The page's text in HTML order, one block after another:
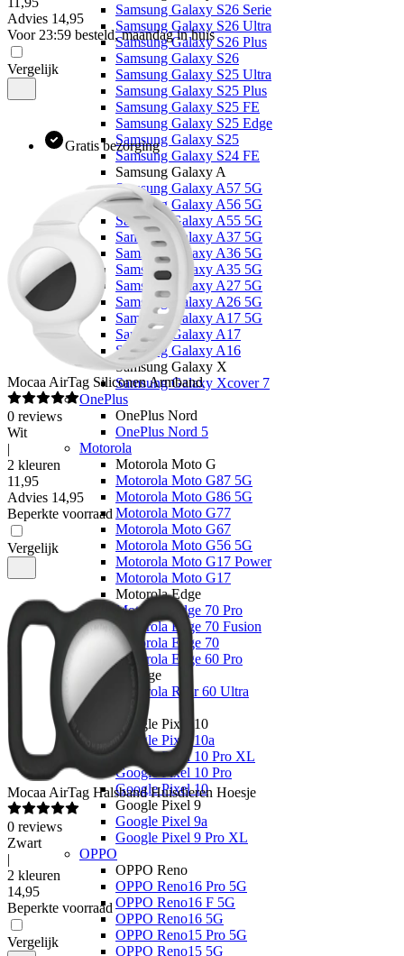
Samsung Galaxy S26 Serie
Samsung Galaxy S26 Ultra
Samsung Galaxy S26 Plus
Samsung Galaxy S26
Samsung Galaxy S25 Ultra
Samsung Galaxy S25 Plus
Samsung Galaxy S25 FE
Samsung Galaxy S25 Edge
Samsung Galaxy S25
Samsung Galaxy S24 FE
Samsung Galaxy A
Samsung Galaxy A57 5G
Samsung Galaxy A56 5G
Samsung Galaxy A55 5G
Samsung Galaxy A37 5G
Samsung Galaxy A36 5G
Samsung Galaxy A35 5G
Samsung Galaxy A27 5G
Samsung Galaxy A26 5G
Samsung Galaxy A17 5G
Samsung Galaxy A17
Samsung Galaxy A16
Samsung Galaxy X
Samsung Galaxy Xcover 7
OnePlus
OnePlus Nord
OnePlus Nord 5
Motorola
Motorola Moto G
Motorola Moto G87 5G
Motorola Moto G86 5G
Motorola Moto G77
Motorola Moto G67
Motorola Moto G56 5G
Motorola Moto G17 Power
Motorola Moto G17
Motorola Edge
Motorola Edge 70 Pro
Motorola Edge 70 Fusion
Motorola Edge 70
Motorola Edge 60 Pro
Overige
Motorola Razr 60 Ultra
Google
Google Pixel 10
Google Pixel 10a
Google Pixel 10 Pro XL
Google Pixel 10 Pro
Google Pixel 10
Google Pixel 9
Google Pixel 9a
Google Pixel 9 Pro XL
OPPO
OPPO Reno
OPPO Reno16 Pro 5G
OPPO Reno16 F 5G
OPPO Reno16 5G
OPPO Reno15 Pro 5G
OPPO Reno15 5G
Advies 14,95
Voor 23:59 besteld, maandag in huis
Vergelijk
Gratis bezorging
Mocaa AirTag Siliconen Armband
0 reviews
Wit
|
2 kleuren
11 ,95
Advies 14,95
Beperkte voorraad
Vergelijk
Mocaa AirTag Halsband Huisdieren Hoesje
0 reviews
Zwart
|
2 kleuren
14,95
Beperkte voorraad
Vergelijk